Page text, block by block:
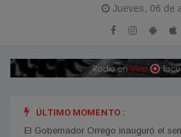
Jueves, 06 de
ÚLTIMO MOMENTO :
El Gobernador Orrego inauguró el